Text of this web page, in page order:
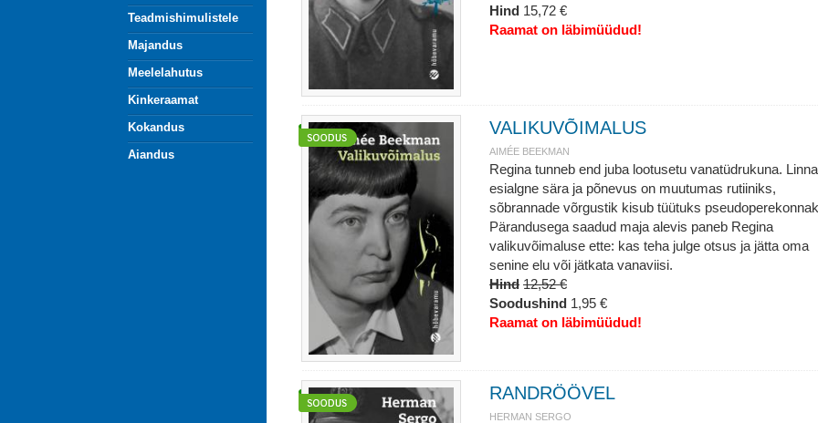
Teadmishimulistele
Majandus
Meelelahutus
Kinkeraamat
Kokandus
Aiandus
Hind 15,72 €
Raamat on läbimüüdud!
VALIKUVÕIMALUS
AIMÉE BEEKMAN
Regina tunneb end juba lootusetu vanatüdrukuna.
esialgne sära ja põnevus on muutumas rutiiniks,
sõbrannade võrgustik kisub tüütuks
Pärandusega saadud maja alevis paneb Regina
valikuvõimaluse ette: kas teha julge otsus ja jätta oma
senine elu või jätkata vanaviisi.
Hind 12,52 €
Soodushind 1,95 €
Raamat on läbimüüdud!
RANDRÖÖVEL
HERMAN SERGO